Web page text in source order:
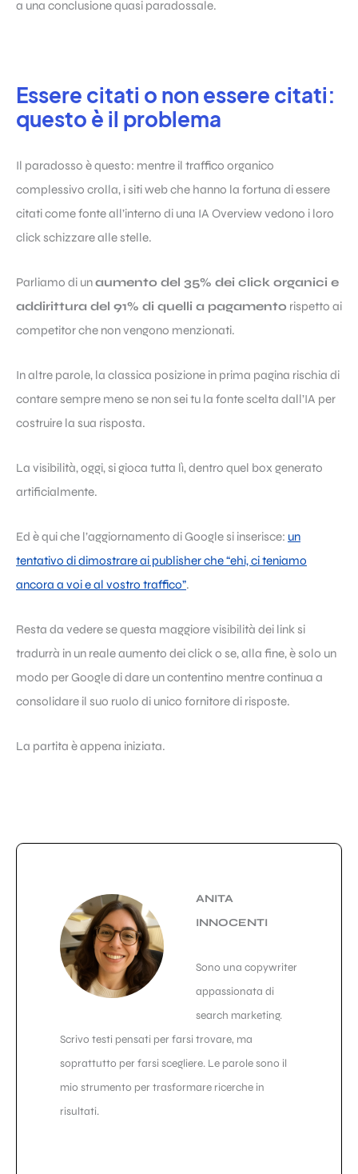
a una conclusione quasi paradossale.
Essere citati o non essere citati:
questo è il problema
Il paradosso è questo: mentre il traffico organico
complessivo crolla, i siti web che hanno la fortuna di essere
citati come fonte all’interno di una IA Overview vedono i loro
click schizzare alle stelle.
Parliamo di unaumento del 35% dei click organici e
addirittura del 91% di quelli a pagamento rispetto ai
competitor che non vengono menzionati.
In altre parole, la classica posizione in prima pagina rischia di
contare sempre meno se non sei tu la fonte scelta dall’IA per
costruire la sua risposta.
La visibilità, oggi, si gioca tutta lì, dentro quel box generato
artificialmente.
Ed è qui che l’aggiornamento di Google si inserisce: un
tentativo di dimostrare ai publisher che “ehi, ci teniamo
ancora a voi e al vostro traffico”.
Resta da vedere se questa maggiore visibilità dei link si
tradurrà in un reale aumento dei click o se, alla fine, è solo un
modo per Google di dare un contentino mentre continua a
consolidare il suo ruolo di unico fornitore di risposte.
La partita è appena iniziata.
ANITA
INNOCENTI
Sono una copywriter
appassionata di
search marketing.
Scrivo testi pensati per farsi trovare, ma
soprattutto per farsi scegliere. Le parole sono il
mio strumento per trasformare ricerche in
risultati.